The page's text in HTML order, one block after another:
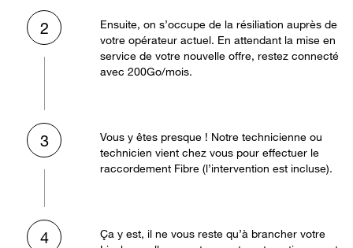
2
Ensuite, on s’occupe de la résiliation auprès de
votre opérateur actuel. En attendant la mise en
service de votre nouvelle offre, restez connecté
avec 200Go/mois.
3
Vous y êtes presque ! Notre technicienne ou
technicien vient chez vous pour effectuer le
raccordement Fibre (l’intervention est incluse).
4
Ça y est, il ne vous reste qu’à brancher votre